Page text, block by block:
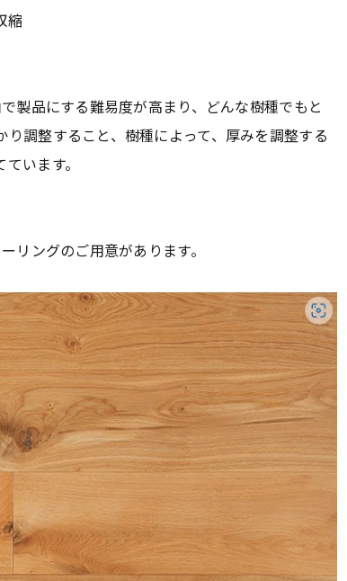
縮
製品にする難易度が高まり、どんな樹種でもと
調整すること、樹種によって、厚みを調整する
います。
リングのご用意があります。